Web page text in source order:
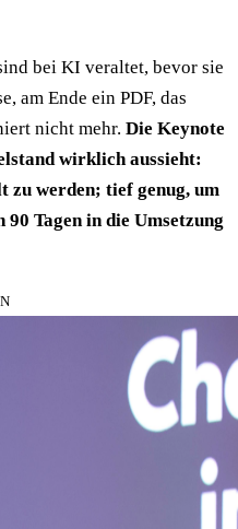
bei KI veraltet, bevor sie
am Ende ein PDF, das
nicht mehr. Die Keynote
wirklich aussieht:
zu werden; tief genug, um
Tagen in die Umsetzung